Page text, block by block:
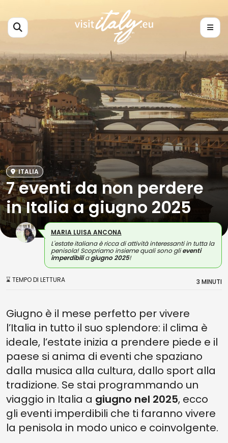
ITALIA
7 eventi da non perdere
in Italia a giugno 2025
MARIA LUISA ANCONA
L'estate italiana è ricca di attività interessanti in tutta la
penisola! Scopriamo insieme quali sono glieventi
imperdibiliagiugno 2025!
⌛ TEMPO DI LETTURA 3 MINUTI
Giugno è il mese perfetto per vivere
l’Italia in tutto il suo splendore: il clima è
ideale, l’estate inizia a prendere piede e il
paese si anima di eventi che spaziano
dalla musica alla cultura, dallo sport alla
tradizione. Se stai programmando un
viaggio in Italia a giugno nel 2025, ecco
gli eventi imperdibili che ti faranno vivere
la penisola in modo unico e coinvolgente.